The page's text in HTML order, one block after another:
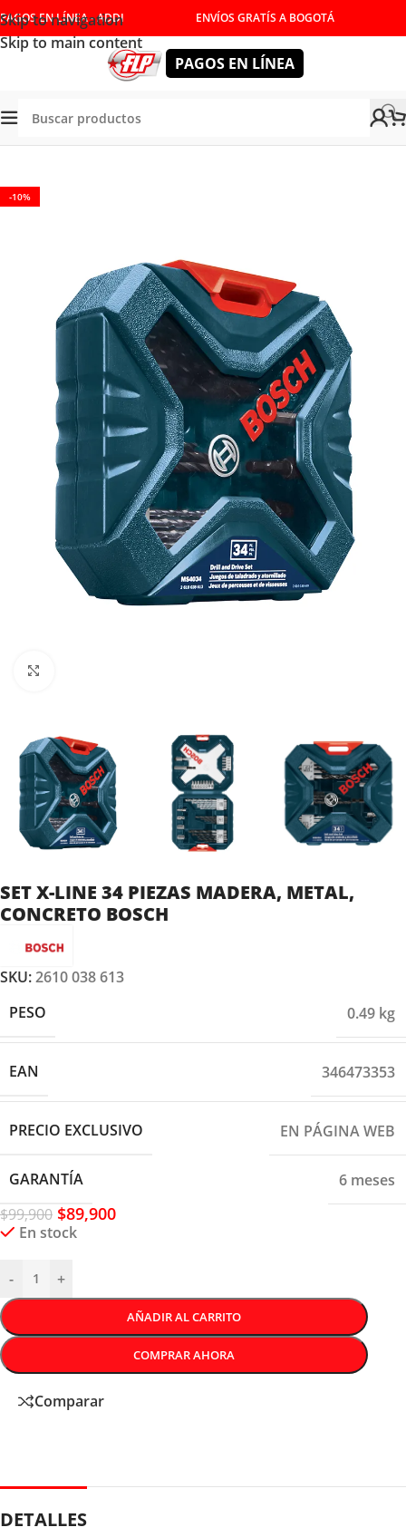
Skip to navigation
Skip to main content
PAGOS EN LÍNEA - ADDI ENVÍOS GRATÍS A BOGOTÁ
PAGOS EN LÍNEA
Tienda/ACCESORIOS
-10%
SET X-LINE 34 PIEZAS MADERA, METAL,
CONCRETO BOSCH
SKU:2610 038 613
PESO
0.49 kg
EAN 346473353
PRECIO EXCLUSIVO EN PÁGINA WEB
GARANTÍA
6 meses
$99,900 $89,900
En stock
- +
AÑADIR AL CARRITO
COMPRAR AHORA
Comparar
DETALLES